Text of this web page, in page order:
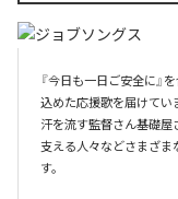
『今日も一日ご安全に』
込めた応援歌を届けてい
汗を流す監督さん基礎屋
支える人々などさまざま
す。